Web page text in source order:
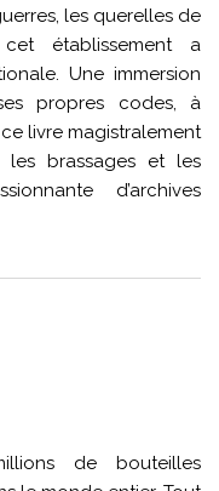
les querelles de
établissement a
Une immersion
propres codes, à
livre magistralement
les brassages et les
d’archives
de bouteilles